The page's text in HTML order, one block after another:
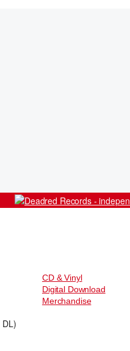
CD & Vinyl
Digital Download
Merchandise